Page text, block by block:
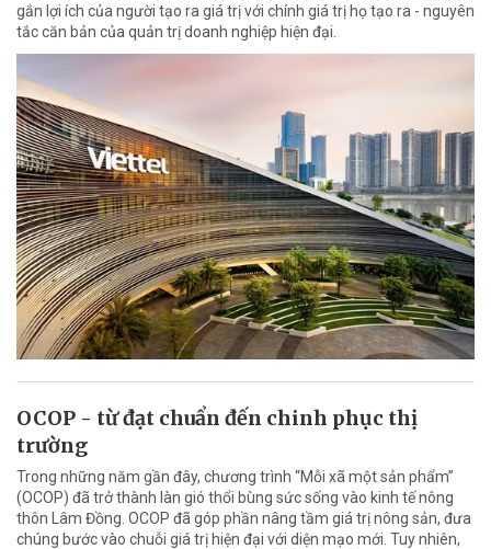
gắn lợi ích của người tạo ra giá trị với chính giá trị họ tạo ra - nguyên
tắc căn bản của quản trị doanh nghiệp hiện đại.
OCOP - từ đạt chuẩn đến chinh phục thị
trường
Trong những năm gần đây, chương trình “Mỗi xã một sản phẩm”
(OCOP) đã trở thành làn gió thổi bùng sức sống vào kinh tế nông
thôn Lâm Đồng. OCOP đã góp phần nâng tầm giá trị nông sản, đưa
chúng bước vào chuỗi giá trị hiện đại với diện mạo mới. Tuy nhiên,